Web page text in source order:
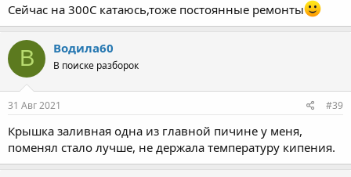
Сейчас на 300С катаюсь,тоже постоянные ремонты
В Водила60
В поиске разборок
31 Авг 2021 #39
Крышка заливная одна из главной пичине у меня,
поменял стало лучше, не держала температуру кипения.